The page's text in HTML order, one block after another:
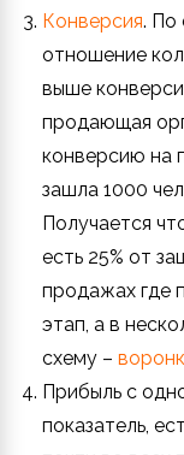
Конверсия. По
отношение
выше
продающая
конверсию на
зашла 1000
Получается
есть 25% от
продажах где
этап, а в
схему –
Прибыль с
показатель,